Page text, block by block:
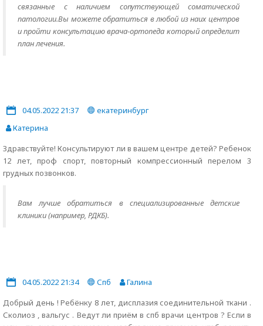
связанные с наличием сопутствующей соматической
патологии.Вы можете обратиться в любой из наих центров
и пройти консультацию врача-ортопеда который определит
план лечения.
04.05.2022 21:37
екатеринбург
Катерина
Здравствуйте! Консультируют ли в вашем центре детей? Ребенок
12 лет, проф спорт, повторный компрессионный перелом 3
грудных позвонков.
Вам лучше обратиться в специализированные детские
клиники (например, РДКБ).
04.05.2022 21:34 Спб
Галина
Добрый день ! Ребёнку 8 лет, дисплазия соединительной ткани .
Сколиоз , вальгус . Ведут ли приём в спб врачи центров ? Если в